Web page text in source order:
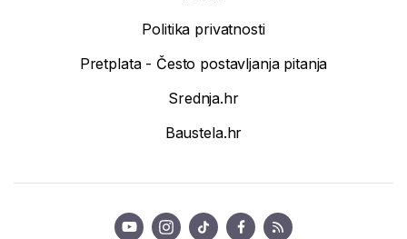
Politika privatnosti
Pretplata - Često postavljanja pitanja
Srednja.hr
Baustela.hr